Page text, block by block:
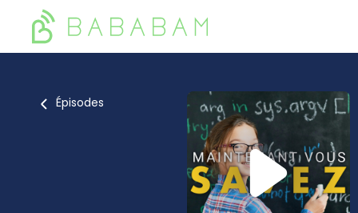
Épisodes